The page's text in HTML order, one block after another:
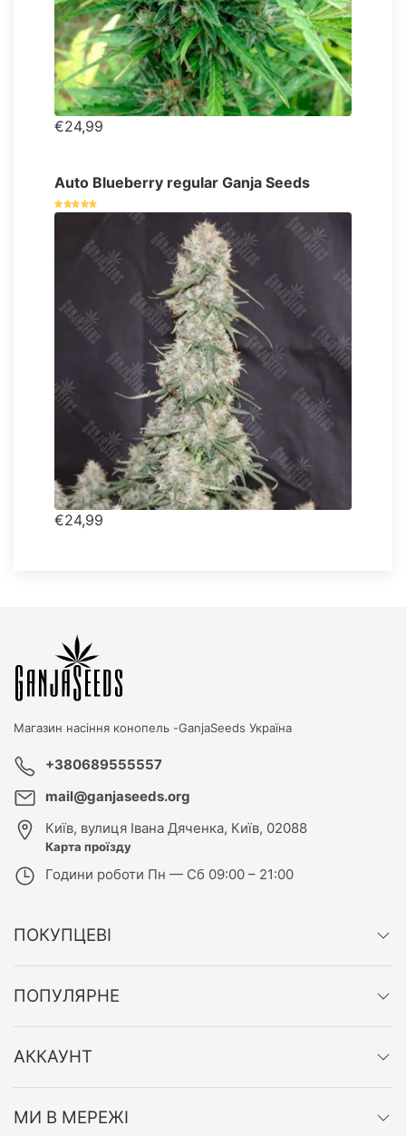
€24,99
Auto Blueberry regular Ganja Seeds
€24,99
Магазин насіння конопель -GanjaSeeds Україна
+380689555557
mail@ganjaseeds.org
Київ, вулиця Івана Дяченка, Київ, 02088
Карта проїзду
Години роботи Пн — Сб 09:00 – 21:00
ПОКУПЦЕВІ
ПОПУЛЯРНЕ
АККАУНТ
МИ В МЕРЕЖІ